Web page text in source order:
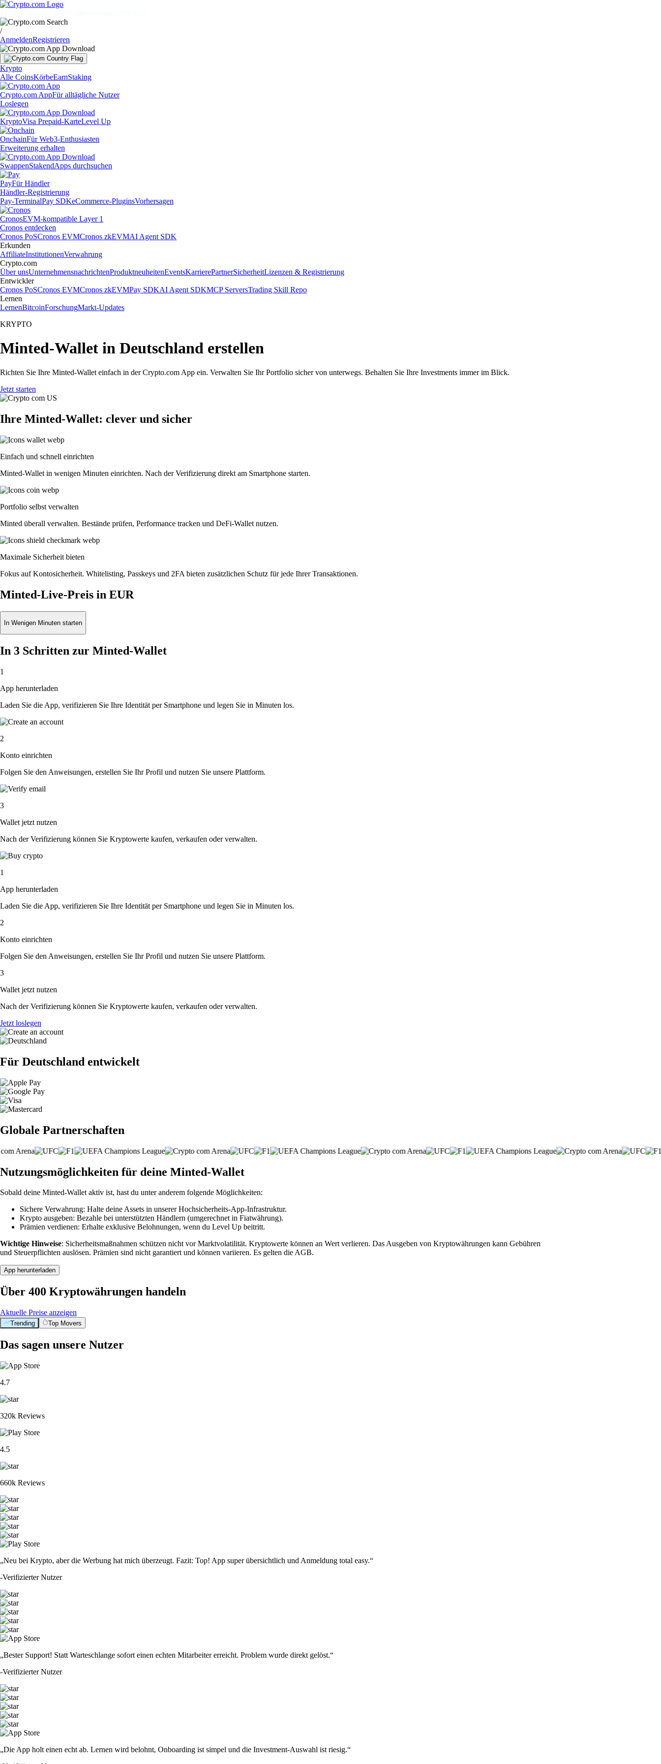
/
AnmeldenRegistrieren
Krypto
Alle CoinsKörbeEarnStaking
Crypto.com AppFür alltägliche Nutzer
Loslegen
KryptoVisa Prepaid-KarteLevel Up
OnchainFür Web3-Enthusiasten
Erweiterung erhalten
SwappenStakendApps durchsuchen
PayFür Händler
Händler-Registrierung
Pay-TerminalPay SDKeCommerce-PluginsVorhersagen
CronosEVM-kompatible Layer 1
Cronos entdecken
Cronos PoSCronos EVMCronos zkEVMAI Agent SDK
Erkunden
AffiliateInstitutionenVerwahrung
Crypto.com
Über unsUnternehmensnachrichtenProduktneuheitenEventsKarrierePartnerSicherheitLizenzen & Registrierung
Entwickler
Cronos PoSCronos EVMCronos zkEVMPay SDKAI Agent SDKMCP ServersTrading Skill Repo
Lernen
LernenBitcoinForschungMarkt-Updates
KRYPTO
Minted-Wallet in Deutschland erstellen
Richten Sie Ihre Minted-Wallet einfach in der Crypto.com App ein. Verwalten Sie Ihr Portfolio sicher von unterwegs. Behalten Sie Ihre Investments immer im Blick.
Jetzt starten
Ihre Minted-Wallet: clever und sicher
Einfach und schnell einrichten
Minted-Wallet in wenigen Minuten einrichten. Nach der Verifizierung direkt am Smartphone starten.
Portfolio selbst verwalten
Minted überall verwalten. Bestände prüfen, Performance tracken und DeFi-Wallet nutzen.
Maximale Sicherheit bieten
Fokus auf Kontosicherheit. Whitelisting, Passkeys und 2FA bieten zusätzlichen Schutz für jede Ihrer Transaktionen.
Minted-Live-Preis in EUR
In Wenigen Minuten starten
In 3 Schritten zur Minted-Wallet
1
App herunterladen
Laden Sie die App, verifizieren Sie Ihre Identität per Smartphone und legen Sie in Minuten los.
2
Konto einrichten
Folgen Sie den Anweisungen, erstellen Sie Ihr Profil und nutzen Sie unsere Plattform.
3
Wallet jetzt nutzen
Nach der Verifizierung können Sie Kryptowerte kaufen, verkaufen oder verwalten.
1
App herunterladen
Laden Sie die App, verifizieren Sie Ihre Identität per Smartphone und legen Sie in Minuten los.
2
Konto einrichten
Folgen Sie den Anweisungen, erstellen Sie Ihr Profil und nutzen Sie unsere Plattform.
3
Wallet jetzt nutzen
Nach der Verifizierung können Sie Kryptowerte kaufen, verkaufen oder verwalten.
Jetzt loslegen
Für Deutschland entwickelt
Globale Partnerschaften
Nutzungsmöglichkeiten für deine Minted-Wallet
Sobald deine Minted-Wallet aktiv ist, hast du unter anderem folgende Möglichkeiten:
Sichere Verwahrung: Halte deine Assets in unserer Hochsicherheits-App-Infrastruktur.
Krypto ausgeben: Bezahle bei unterstützten Händlern (umgerechnet in Fiatwährung).
Prämien verdienen: Erhalte exklusive Belohnungen, wenn du Level Up beitritt.
Wichtige Hinweise: Sicherheitsmaßnahmen schützen nicht vor Marktvolatilität. Kryptowerte können an Wert verlieren. Das Ausgeben von Kryptowährungen kann Gebühren
und Steuerpflichten auslösen. Prämien sind nicht garantiert und können variieren. Es gelten die AGB.
App herunterladen
Über 400 Kryptowährungen handeln
Aktuelle Preise anzeigen
Trending Top Movers
Das sagen unsere Nutzer
4.7
320k Reviews
4.5
660k Reviews
„Neu bei Krypto, aber die Werbung hat mich überzeugt. Fazit: Top! App super übersichtlich und Anmeldung total easy.“
-Verifizierter Nutzer
„Bester Support! Statt Warteschlange sofort einen echten Mitarbeiter erreicht. Problem wurde direkt gelöst.“
-Verifizierter Nutzer
„Die App holt einen echt ab. Lernen wird belohnt, Onboarding ist simpel und die Investment-Auswahl ist riesig.“